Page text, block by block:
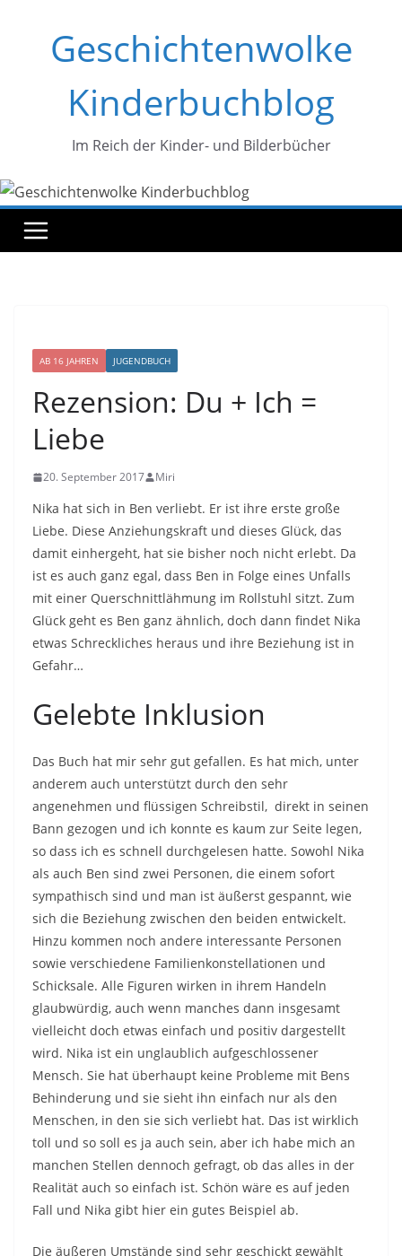
springenGeschichtenwolke
Kinderbuchblog
Im Reich der Kinder- und Bilderbücher
AB 16 JAHREN JUGENDBUCH
Rezension: Du + Ich =
Liebe
20. September 2017 Miri
Nika hat sich in Ben verliebt. Er ist ihre erste große
Liebe. Diese Anziehungskraft und dieses Glück, das
damit einhergeht, hat sie bisher noch nicht erlebt. Da
ist es auch ganz egal, dass Ben in Folge eines Unfalls
mit einer Querschnittlähmung im Rollstuhl sitzt. Zum
Glück geht es Ben ganz ähnlich, doch dann findet Nika
etwas Schreckliches heraus und ihre Beziehung ist in
Gefahr…
Gelebte Inklusion
Das Buch hat mir sehr gut gefallen. Es hat mich, unter
anderem auch unterstützt durch den sehr
angenehmen und flüssigen Schreibstil, direkt in seinen
Bann gezogen und ich konnte es kaum zur Seite legen,
so dass ich es schnell durchgelesen hatte. Sowohl Nika
als auch Ben sind zwei Personen, die einem sofort
sympathisch sind und man ist äußerst gespannt, wie
sich die Beziehung zwischen den beiden entwickelt.
Hinzu kommen noch andere interessante Personen
sowie verschiedene Familienkonstellationen und
Schicksale. Alle Figuren wirken in ihrem Handeln
glaubwürdig, auch wenn manches dann insgesamt
vielleicht doch etwas einfach und positiv dargestellt
wird. Nika ist ein unglaublich aufgeschlossener
Mensch. Sie hat überhaupt keine Probleme mit Bens
Behinderung und sie sieht ihn einfach nur als den
Menschen, in den sie sich verliebt hat. Das ist wirklich
toll und so soll es ja auch sein, aber ich habe mich an
manchen Stellen dennoch gefragt, ob das alles in der
Realität auch so einfach ist. Schön wäre es auf jeden
Fall und Nika gibt hier ein gutes Beispiel ab.
Die äußeren Umstände sind sehr geschickt gewählt